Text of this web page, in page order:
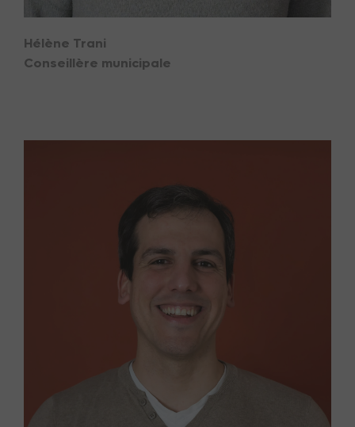
Hélène Trani
Conseillère municipale